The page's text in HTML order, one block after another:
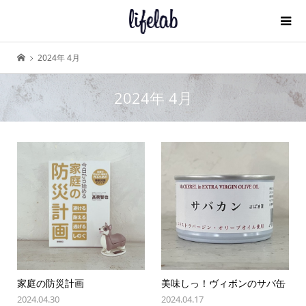
2024年 4月
2024年 4月
家庭の防災計画
2024.04.30
美味しっ！ヴィボンのサバ缶
2024.04.17